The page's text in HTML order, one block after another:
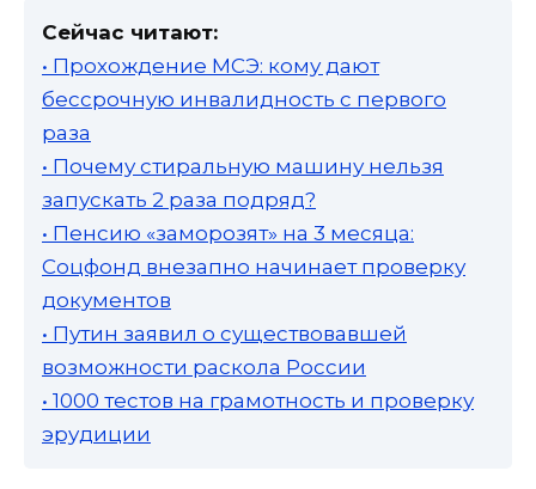
Сейчас читают:
• Прохождение МСЭ: кому дают
бессрочную инвалидность с первого
раза
• Почему стиральную машину нельзя
запускать 2 раза подряд?
• Пенсию «заморозят» на 3 месяца:
Соцфонд внезапно начинает проверку
документов
• Путин заявил о существовавшей
возможности раскола России
• 1000 тестов на грамотность и проверку
эрудиции